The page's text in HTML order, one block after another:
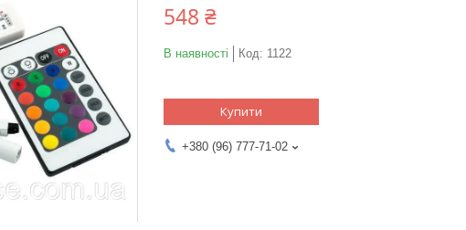
548 ₴
В наявності Код: 1122
Купити
+380 (96) 777-71-02